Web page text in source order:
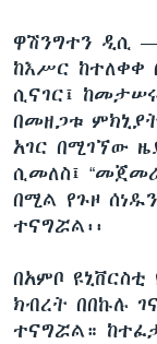
ዋሽንግተን ዲሲ —
ከእሥር ከተለቀቀ
ሲናገር፤
በመዘጋቱ
አገር በሚገኘው
ሲመለስ፤
በሚል የጉዞ
ተናግሯል፡፡
በአምቦ
ክብረት በበኩሉ
ተናግሯል።